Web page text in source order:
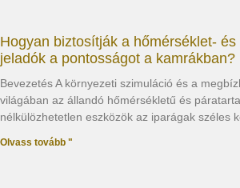
Hogyan biztosítják a hőmérséklet-
jeladók a pontosságot a kamrákban?
Bevezetés A környezeti szimuláció és a
világában az állandó hőmérsékletű és
nélkülözhetetlen eszközök az iparágak széles
Olvass tovább "